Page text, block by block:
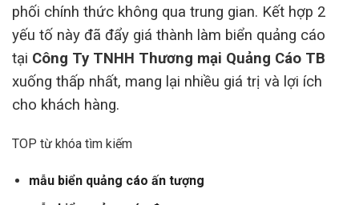
phối chính thức không qua trung gian. Kết hợp 2
yếu tố này đã đẩy giá thành làm biển quảng cáo
tại Công Ty TNHH Thương mại Quảng Cáo TB
xuống thấp nhất, mang lại nhiều giá trị và lợi ích
cho khách hàng.
TOP từ khóa tìm kiếm
mẫu biển quảng cáo ấn tượng